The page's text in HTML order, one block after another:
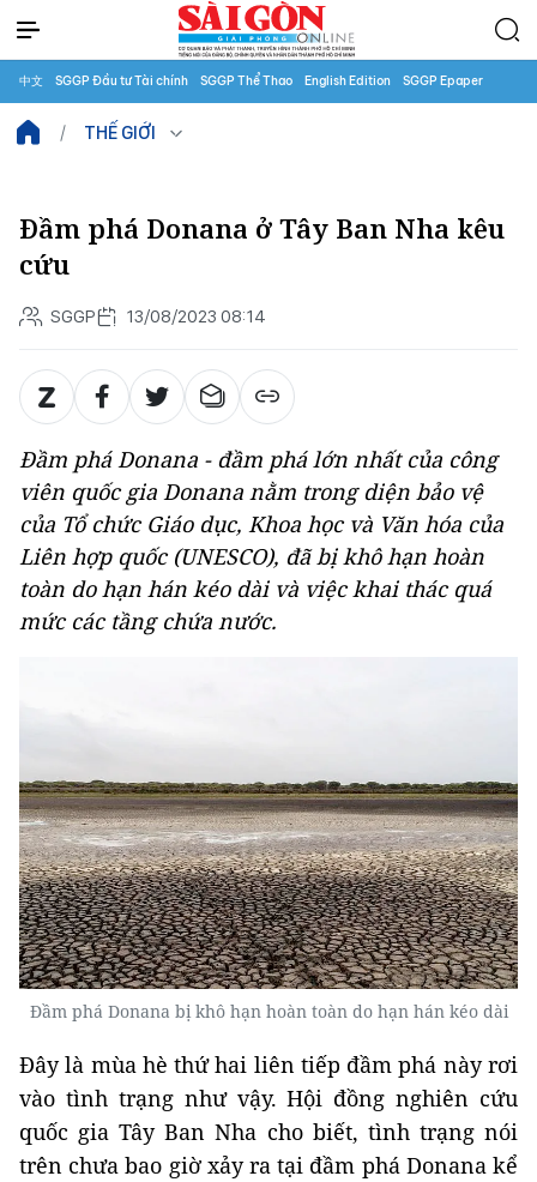
中文 SGGP Đầu tư Tài chính SGGP Thể Thao English Edition SGGP Epaper
THẾ GIỚI
Đầm phá Donana ở Tây Ban Nha kêu
cứu
SGGP 13/08/2023 08:14
Đầm phá Donana - đầm phá lớn nhất của công
viên quốc gia Donana nằm trong diện bảo vệ
của Tổ chức Giáo dục, Khoa học và Văn hóa của
Liên hợp quốc (UNESCO), đã bị khô hạn hoàn
toàn do hạn hán kéo dài và việc khai thác quá
mức các tầng chứa nước.
Đầm phá Donana bị khô hạn hoàn toàn do hạn hán kéo dài
Đây là mùa hè thứ hai liên tiếp đầm phá này rơi
vào tình trạng như vậy. Hội đồng nghiên cứu
quốc gia Tây Ban Nha cho biết, tình trạng nói
trên chưa bao giờ xảy ra tại đầm phá Donana kể